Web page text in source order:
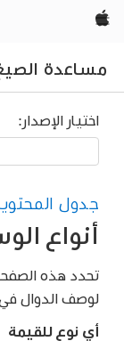
Apple‏
مساعدة
اختيار الإصدار:
جدول
أنواع
تحدد هذه
لوصف الدوال في
أي نوع للقيمة